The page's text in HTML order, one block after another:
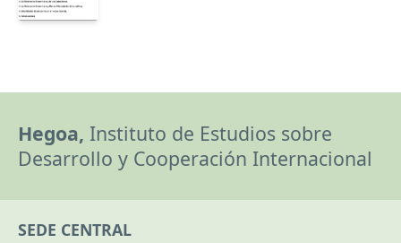
Hegoa, Instituto de Estudios sobre
Desarrollo y Cooperación Internacional
SEDE CENTRAL